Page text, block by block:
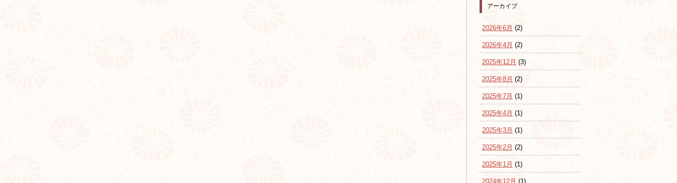
アーカイブ
2026年6月 (2)
2026年4月 (2)
2025年12月 (3)
2025年8月 (2)
2025年7月 (1)
2025年4月 (1)
2025年3月 (1)
2025年2月 (2)
2025年1月 (1)
2024年12月 (1)